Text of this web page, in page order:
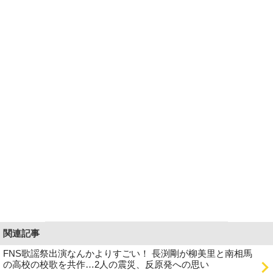
関連記事
FNS歌謡祭出演なんかよりすごい！ 長渕剛が柳美里と南相馬
の高校の校歌を共作…2人の震災、反原発への思い